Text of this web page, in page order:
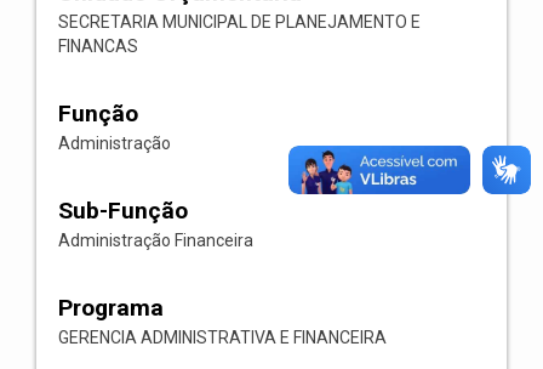
SECRETARIA MUNICIPAL DE PLANEJAMENTO E
FINANCAS
Função
Administração
Sub-Função
Administração Financeira
Programa
GERENCIA ADMINISTRATIVA E FINANCEIRA